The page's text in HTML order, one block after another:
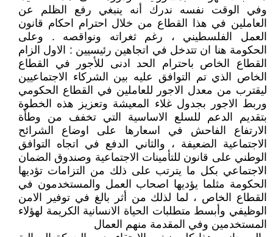
وفي الوقت نفسه ندرك أنه ينبغي رفع الظلم عن
العاملين في هذا القطاع من خلال احترام احكام قانون
العمل الفلسطيني ، رغم ثغراته ونواقصه . وعلى
الحكومة هنا ان تتدخل في اتجاهين رئيسيين : الاول الزام
القطاع الخاص باحترام الحد ادنى للأجور في القطاع
الخاص الذي تم التوافق عليه بين الشركاء الاجتماعيين
ليقترب من معدل الاجور للعاملين في القطاع الحكومي
وربط الاجور بجدول غلاء المعيشة وتعزيز هذه الخطوة
بتقديم الدعم للسلع الاساسية التي تخفف من وطأة
الارتفاع الفاحش في اسعارها على اوضاع الشرائح
الاجتماعية الضعيفة ، والثاني الدفع في اتجاه التوافق
الوطني على قانون للتأمينات الاجتماعية وصندوق الضمان
الاجتماعي بكل ما يترتب على ذلك من التزامات تؤديها
الحكومة مثلما يؤديها اصحاب العمل والمستخدمون في
القطاع الخاص ، لما لذلك من أثر بالغ في توفير الامن
الوظيفي وأبسط متطلبات الحياة الانسانية الكريمة لهؤلاء
المستخدمين وفي المقدمة منهم العمال